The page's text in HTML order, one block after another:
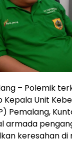
– Polemik
Unit
Pemalang,
armada
keresahan di